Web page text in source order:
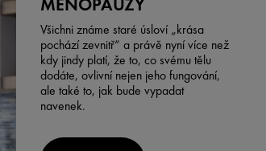
MENOPAUZY
Všichni známe staré úsloví „krása
pochází zevnitř“ a právě nyní více než
kdy jindy platí, že to, co svému tělu
dodáte, ovlivní nejen jeho fungování,
ale také to, jak bude vypadat
navenek.